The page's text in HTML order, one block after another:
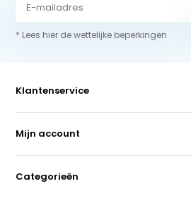
* Lees hier de wettelijke beperkingen
Klantenservice
Mijn account
Categorieën